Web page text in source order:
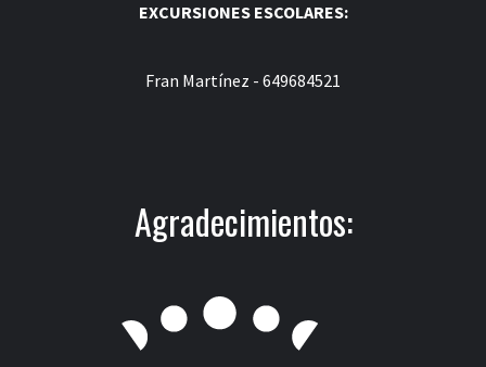
EXCURSIONES ESCOLARES:
Fran Martínez - 649684521
Agradecimientos: